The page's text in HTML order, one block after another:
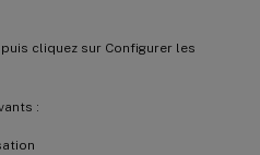
cliquez sur Configurer les
: